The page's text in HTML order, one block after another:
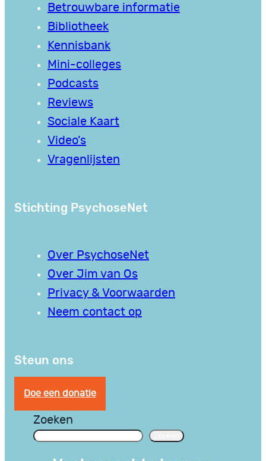
Betrouwbare informatie
Bibliotheek
Kennisbank
Mini-colleges
Podcasts
Reviews
Sociale Kaart
Video’s
Vragenlijsten
Stichting PsychoseNet
Over PsychoseNet
Over Jim van Os
Privacy & Voorwaarden
Neem contact op
Steun ons
Doe een donatie
Zoeken